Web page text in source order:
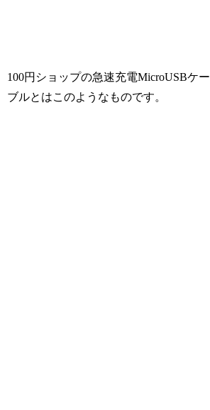
100円ショップの急速充電MicroUSBケー
ブルとはこのようなものです。